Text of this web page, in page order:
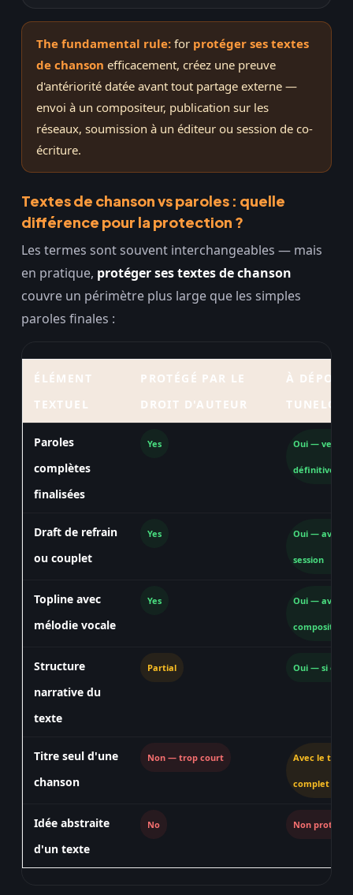
The fundamental rule: for protéger ses textes
de chanson efficacement, créez une preuve
d'antériorité datée avant tout partage externe —
envoi à un compositeur, publication sur les
réseaux, soumission à un éditeur ou session de co-
écriture.
Textes de chanson vs paroles : quelle
différence pour la protection ?
Les termes sont souvent interchangeables — mais
en pratique, protéger ses textes de chanson
couvre un périmètre plus large que les simples
paroles finales :
ÉLÉMENT
TEXTUEL
PROTÉGÉ PAR LE
DROIT D'AUTEUR
À
Paroles
complètes
finalisées
Yes Oui — version
définitive
Draft de refrain
ou couplet
Yes Oui — avant
session
Topline avec
mélodie vocale
Yes Oui — avant
compositeur
Structure
narrative du
texte
Partial Oui — si
Titre seul d'une
chanson
Non — trop court Avec le texte
complet
Idée abstraite
d'un texte
No Non